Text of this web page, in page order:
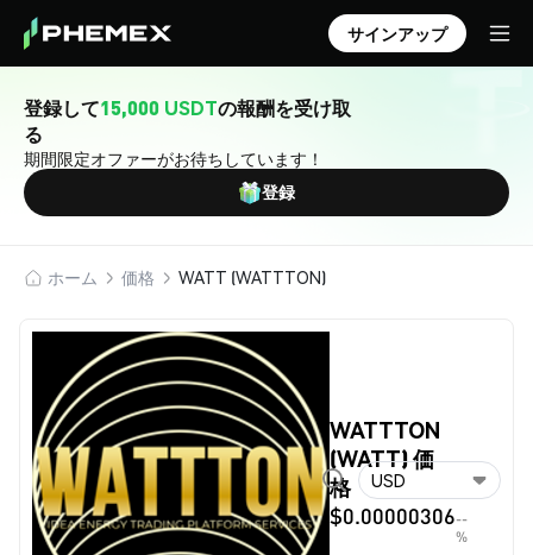
サインアップ
登録して15,000 USDTの報酬を受け取
る
期間限定オファーがお待ちしています！
登録
ホーム 価格 WATT (WATTTON)
WATTTON
(WATT) 価
格
$0.00000306--
%
USD